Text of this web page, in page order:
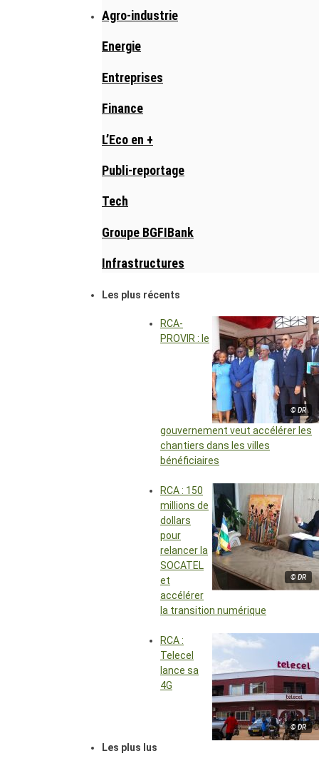
Agro-industrie
Energie
Entreprises
Finance
L’Eco en +
Publi-reportage
Tech
Groupe BGFIBank
Infrastructures
Les plus récents
© DR
RCA-
PROVIR : le
gouvernement veut accélérer les
chantiers dans les villes
bénéficiaires
© DR
RCA : 150
millions de
dollars
pour
relancer la
SOCATEL
et
accélérer
la transition numérique
© DR
RCA :
Telecel
lance sa
4G
Les plus lus